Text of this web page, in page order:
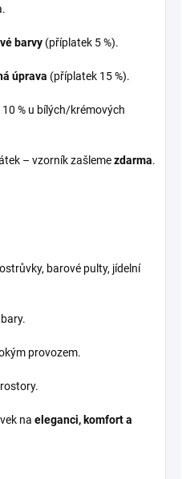
barvy (příplatek 5 %).
úprava (příplatek 15 %).
% u bílých/krémových
– vzorník zašlemezdarma.
barové pulty, jídelní
provozem.
na eleganci, komfort a